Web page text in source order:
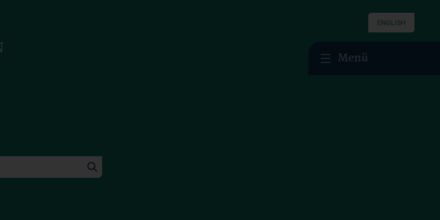
ENGLISH
Menü